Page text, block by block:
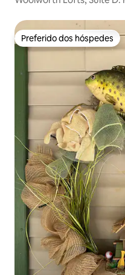
Preferido dos hóspedes
Preferido dos hóspedes